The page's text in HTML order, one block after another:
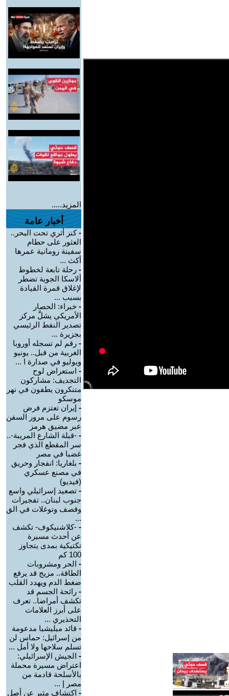
المزيد.....
أخبار عامة
-كنز أثري تحت البحر..
العثور على حطام
سفينة رومانية عمرها
أكث ...
- رحلة تابعة لخطوط
ألاسكا الجوية تضطر
لإغلاق قمرة القيادة
بسبب ...
- خبراء: الحصار
الأمريكي يشلَّ مركز
تصدير النفط الرئيسي
بجزيرة ...
- رقم لم تسجله أوروبا
الغربية من قبل.. يونيو
ويوليو في صدارة ا ...
- استعراض لوح
التجديف: مشاركون
متنكرون يطفون في نهر
موسكو
- إيران تعتزم فرض
رسوم على مرور السفن
عبر مضيق هرمز
- -قبلة الشارع المريبة-..
سر المقطع الذي فجر
غضبا في مصر
- بلغاريا: انفجار وحريق
في مصنع عسكري
(فيديو)
- تصعيد إسرائيلي واسع
جنوب لبنان.. تفجيرات
وقصف وتوغلات في الق
...
- -كلاشنيكوف- تكشف
عن أحدث مسيرة
تكتيكية بمدى يتجاوز
100 كم
- الحر ومشروبات
الطاقة.. مزيج قد يرفع
ضغط الدم ويهدد القلب
- رائحة الجسم قد
تكشف أمراضا.. تعرف
على أبرز العلامات
التحذيري ...
- قائد ميليشيا مدعومة
من إسرائيل: حماس لن
تسلم سلاحها ولا أمل ...
- الجيش الإسرائيلي:
اعتراض مسيرة محملة
بالأسلحة قادمة من
مصر إ ...
- اكتشاف مثير عن أصل